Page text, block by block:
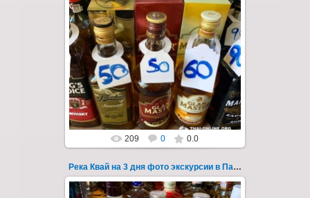
22.03.2023
Тур на три дня из Паттайи на реку Квай,
водопады Эраван, Сайок Ной и Сайок Яй,
затопленный город Сангклабури, деревня...
Thai-Online
209 0 0.0
Река Квай на 3 дня фото экскурсии в Паттайе 44